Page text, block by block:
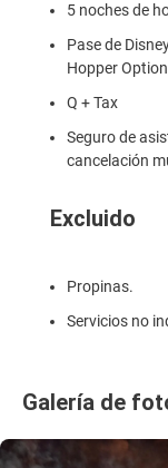
5 noches de
Pase de
Hopper
Q + Tax
Seguro de
cancelación
Excluido
Propinas.
Servicios no
Galería de